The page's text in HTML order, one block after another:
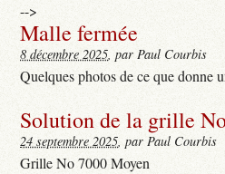
-->
Malle fermée
8 décembre 2025, par Paul Courbis
Quelques photos de ce que donne
Solution de la grille
24 septembre 2025, par Paul Courbis
Grille No 7000 Moyen